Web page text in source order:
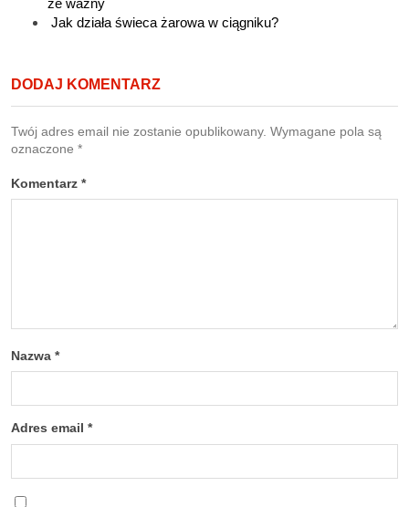
Jak działa świeca żarowa w ciągniku?
DODAJ KOMENTARZ
Twój adres email nie zostanie opublikowany. Wymagane pola są
oznaczone *
Komentarz *
Nazwa *
Adres email *